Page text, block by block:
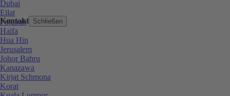
Kontakt Schließen
Dubai
Eilat
Fujairah
Haifa
Hua Hin
Jerusalem
Johor Bahru
Kanazawa
Kirjat Schmona
Korat